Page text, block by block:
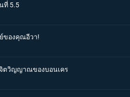
ที่ 5.5
ของคุณอีวา!
จิตวิญญาณของบอนเคร